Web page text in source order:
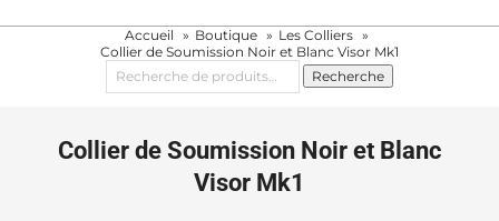
Accueil Boutique
Les Colliers
Collier de Soumission Noir et Blanc Visor Mk1
Recherche
pour :
Recherche
Collier de Soumission Noir et Blanc
Visor Mk1